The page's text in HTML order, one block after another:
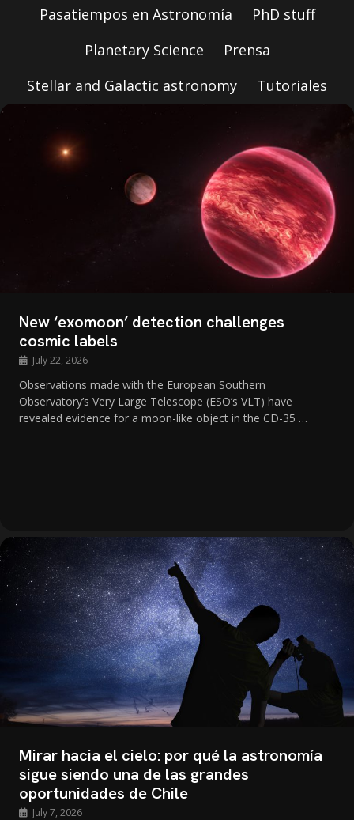
Pasatiempos en Astronomía
PhD stuff
Planetary Science
Prensa
Stellar and Galactic astronomy
Tutoriales
New ‘exomoon’ detection challenges
cosmic labels
July 22, 2026
Observations made with the European Southern
Observatory’s Very Large Telescope (ESO’s VLT) have
revealed evidence for a moon-like object in the CD-35 …
Mirar hacia el cielo: por qué la astronomía
sigue siendo una de las grandes
oportunidades de Chile
July 7, 2026